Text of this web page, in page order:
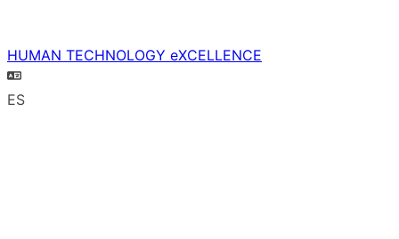
HUMAN TECHNOLOGY eXCELLENCE
ES